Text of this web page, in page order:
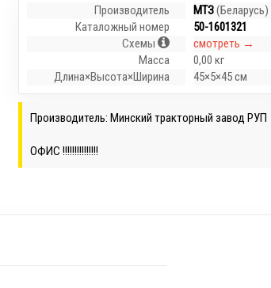
Производитель МТЗ(Беларусь)
Каталожный номер
50-1601321
Схемы
смотреть →
Масса
0,00 кг
Длина×Высота×Ширина
45×5×45 см
Производитель: Минский тракторный завод РУП
ОФИС !!!!!!!!!!!!!!!